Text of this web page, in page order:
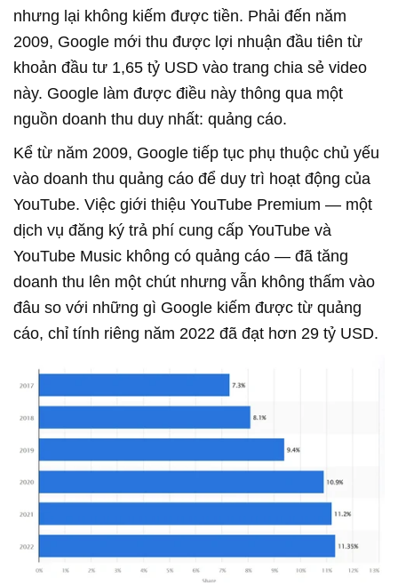
nhưng lại không kiếm được tiền. Phải đến năm
2009, Google mới thu được lợi nhuận đầu tiên từ
khoản đầu tư 1,65 tỷ USD vào trang chia sẻ video
này. Google làm được điều này thông qua một
nguồn doanh thu duy nhất: quảng cáo.
Kể từ năm 2009, Google tiếp tục phụ thuộc chủ yếu
vào doanh thu quảng cáo để duy trì hoạt động của
YouTube. Việc giới thiệu YouTube Premium — một
dịch vụ đăng ký trả phí cung cấp YouTube và
YouTube Music không có quảng cáo — đã tăng
doanh thu lên một chút nhưng vẫn không thấm vào
đâu so với những gì Google kiếm được từ quảng
cáo, chỉ tính riêng năm 2022 đã đạt hơn 29 tỷ USD.